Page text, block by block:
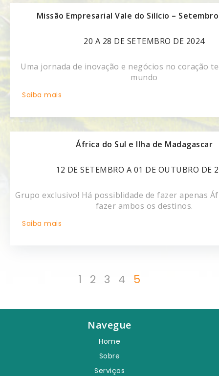
Missão Empresarial Vale do Silício –
20 A 28 DE SETEMBRO DE 2024
Uma jornada de inovação e negócios no coração
mundo
Saiba mais
África do Sul e Ilha de Madagascar
12 DE SETEMBRO A 01 DE OUTUBRO DE
Grupo exclusivo! Há possiblidade de fazer apenas
fazer ambos os destinos.
Saiba mais
1 2 3 4 5
Navegue
Home
Sobre
Serviços